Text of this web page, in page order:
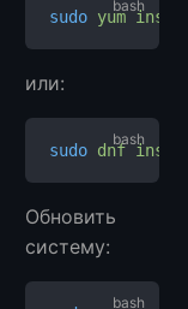
sudo yum
или:
sudo dnf
Обновить
систему: